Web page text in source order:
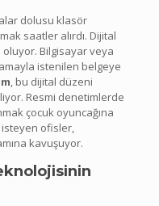
dolusu klasör
saatler alırdı. Dijital
Bilgisayar veya
istenilen belgeye
, bu dijital düzeni
Resmi denetimlerde
çocuk oyuncağına
ofisler,
kavuşuyor.